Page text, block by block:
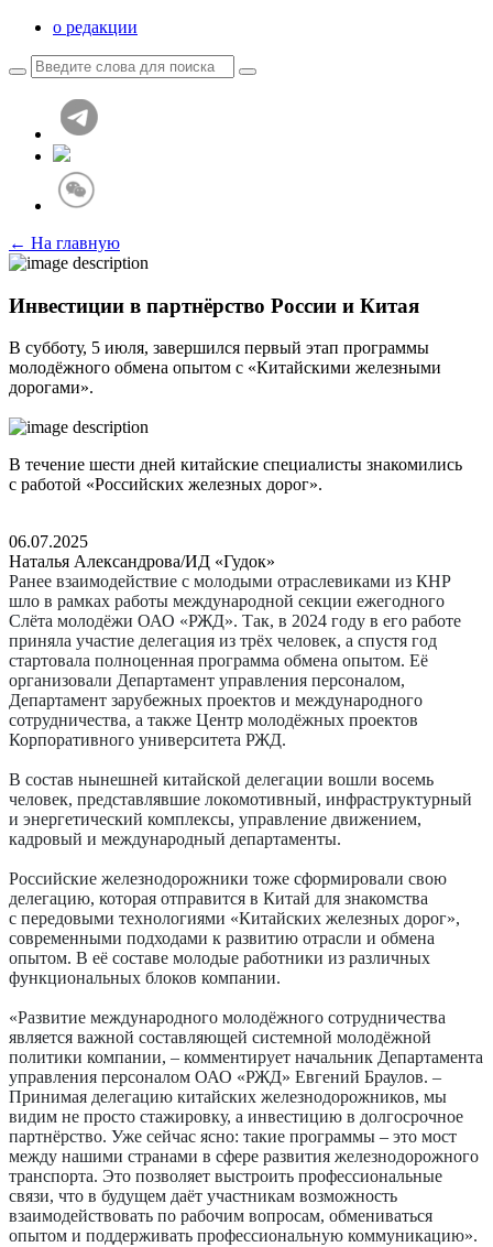
о редакции
← На главную
Инвестиции в партнёрство России и Китая
В субботу, 5 июля, завершился первый этап программы
молодёжного обмена опытом с ­«Китайскими железными
дорогами».
В течение ­шести дней китайские специалисты знакомились
с работой «Российских железных дорог».
06.07.2025
Наталья Александрова/ИД «Гудок»
Ранее взаимодействие с молодыми отраслевиками из КНР
шло в рамках работы международной секции ежегодного
Слёта молодёжи ОАО «РЖД». Так, в 2024 году в его работе
приняла участие делегация из трёх человек, а спустя год
стартовала полноценная программа обмена опытом. Её
организовали Департамент управления персоналом,
Департамент зарубежных проектов и международного
сотрудничества, а также Центр молодёжных проектов
Корпоративного университета РЖД.
В состав нынешней китайской делегации вошли восемь
человек, представлявшие локомотивный, инфраструктурный
и энергетический комплексы, управление движением,
кадровый и международный департаменты.
Российские железнодорожники тоже сформировали свою
делегацию, которая отправится в Китай для знакомства
с передовыми технологиями «Китайских железных дорог»,
современными подходами к развитию отрасли и обмена
опытом. В её составе молодые работники из различных
функциональных блоков компании.
«Развитие международного молодёжного сотрудничества
является важной составляющей системной молодёжной
политики компании, – комментирует начальник Департамента
управления персоналом ОАО «РЖД» Евгений Браулов. –
Принимая делегацию китайских железнодорожников, мы
видим не просто стажировку, а инвестицию в долгосрочное
партнёрство. Уже сейчас ясно: такие программы – это мост
между нашими странами в сфере развития железнодорожного
транспорта. Это позволяет выстроить профессиональные
связи, что в будущем даёт участникам возможность
взаимодействовать по рабочим вопросам, обмениваться
опытом и поддерживать профессиональную коммуникацию».